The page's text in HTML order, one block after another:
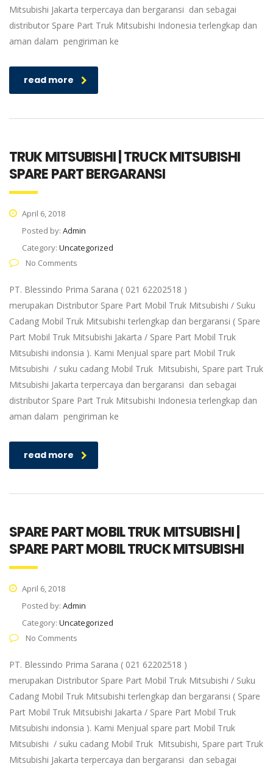
Mitsubishi Jakarta terpercaya dan bergaransi dan sebagai
distributor Spare Part Truk Mitsubishi Indonesia terlengkap dan
aman dalam pengiriman ke
read more
TRUK MITSUBISHI | TRUCK MITSUBISHI
SPARE PART BERGARANSI
April 6, 2018
Posted by: Admin
Category: Uncategorized
No Comments
PT. Blessindo Prima Sarana ( 021 62202518 )
merupakan Distributor Spare Part Mobil Truk Mitsubishi / Suku
Cadang Mobil Truk Mitsubishi terlengkap dan bergaransi ( Spare
Part Mobil Truk Mitsubishi Jakarta / Spare Part Mobil Truk
Mitsubishi indonsia ). Kami Menjual spare part Mobil Truk
Mitsubishi / suku cadang Mobil Truk Mitsubishi, Spare part Truk
Mitsubishi Jakarta terpercaya dan bergaransi dan sebagai
distributor Spare Part Truk Mitsubishi Indonesia terlengkap dan
aman dalam pengiriman ke
read more
SPARE PART MOBIL TRUK MITSUBISHI |
SPARE PART MOBIL TRUCK MITSUBISHI
April 6, 2018
Posted by: Admin
Category: Uncategorized
No Comments
PT. Blessindo Prima Sarana ( 021 62202518 )
merupakan Distributor Spare Part Mobil Truk Mitsubishi / Suku
Cadang Mobil Truk Mitsubishi terlengkap dan bergaransi ( Spare
Part Mobil Truk Mitsubishi Jakarta / Spare Part Mobil Truk
Mitsubishi indonsia ). Kami Menjual spare part Mobil Truk
Mitsubishi / suku cadang Mobil Truk Mitsubishi, Spare part Truk
Mitsubishi Jakarta terpercaya dan bergaransi dan sebagai